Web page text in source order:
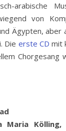
arabische
von
Ägypten, aber
Die erste CD mit
Chorgesang
Maria Kölling,